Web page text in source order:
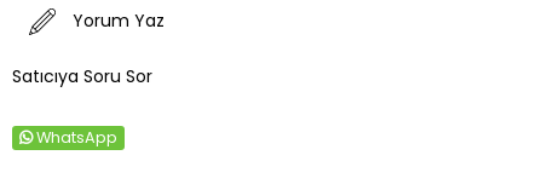
Yorum Yaz
Satıcıya Soru Sor
WhatsApp